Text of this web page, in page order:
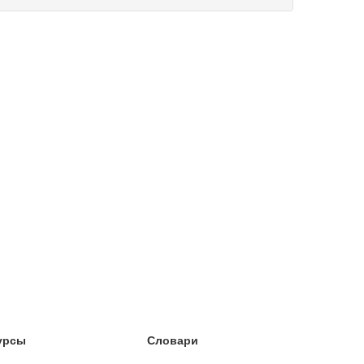
Словари